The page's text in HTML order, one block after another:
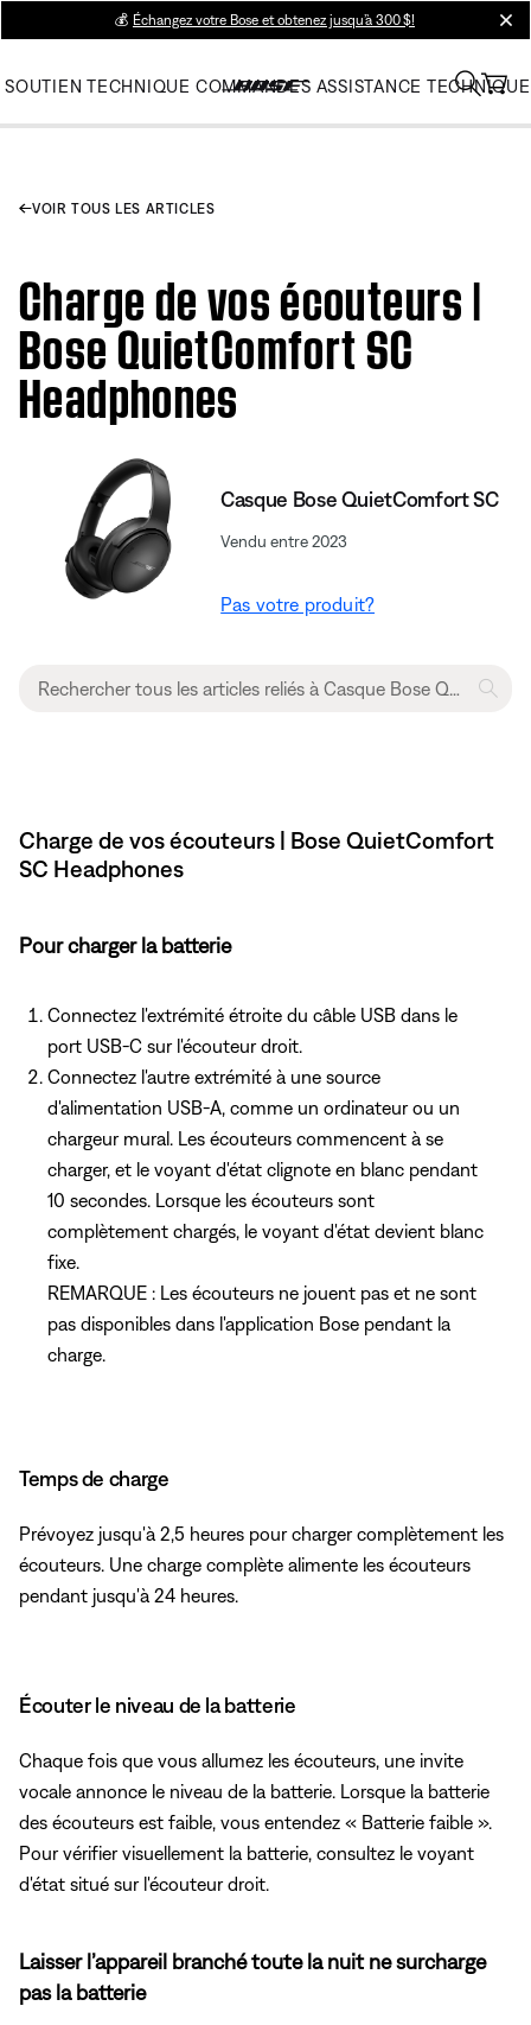
💰 Échangez votre Bose et obtenez jusqu’à 300 $!
SOUTIEN TECHNIQUE COMMANDES ASSISTANCE TECHNIQUE
VOIR TOUS LES ARTICLES
Charge de vos écouteurs |
Bose QuietComfort SC
Headphones
Casque Bose QuietComfort SC
Vendu entre 2023
Pas votre produit?
Charge de vos écouteurs | Bose QuietComfort
SC Headphones
Pour charger la batterie
Connectez l'extrémité étroite du câble USB dans le
port USB-C sur l'écouteur droit.
Connectez l'autre extrémité à une source
d'alimentation USB-A, comme un ordinateur ou un
chargeur mural. Les écouteurs commencent à se
charger, et le voyant d'état clignote en blanc pendant
10 secondes. Lorsque les écouteurs sont
complètement chargés, le voyant d'état devient blanc
fixe.
REMARQUE : Les écouteurs ne jouent pas et ne sont
pas disponibles dans l'application Bose pendant la
charge.
Temps de charge
Prévoyez jusqu'à 2,5 heures pour charger complètement les
écouteurs. Une charge complète alimente les écouteurs
pendant jusqu'à 24 heures.
Écouter le niveau de la batterie
Chaque fois que vous allumez les écouteurs, une invite
vocale annonce le niveau de la batterie. Lorsque la batterie
des écouteurs est faible, vous entendez « Batterie faible ».
Pour vérifier visuellement la batterie, consultez le voyant
d'état situé sur l'écouteur droit.
Laisser l’appareil branché toute la nuit ne surcharge
pas la batterie